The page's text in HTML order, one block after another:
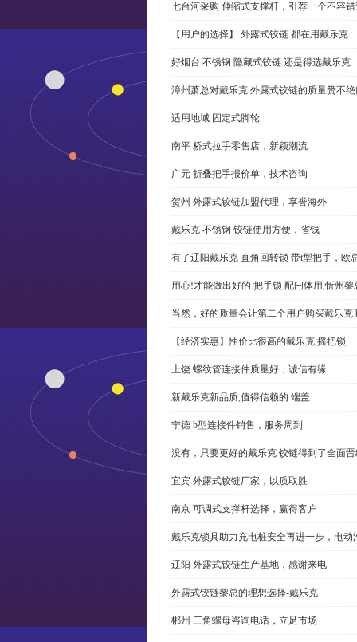
七台河采购 伸缩式支撑杆，引荐一个不容
【用户的选择】 外露式铰链 都在用戴乐克
好烟台 不锈钢 隐藏式铰链 还是得选戴乐克
漳州萧总对戴乐克 外露式铰链的质量赞不
适用地域 固定式脚轮
南平 桥式拉手零售店，新颖潮流
广元 折叠把手报价单，技术咨询
贺州 外露式铰链加盟代理，享誉海外
戴乐克 不锈钢 铰链使用方便，省钱
有了辽阳戴乐克 直角回转锁 带t型把手，欧
用心!才能做出好的 把手锁 配闩体用,忻州黎
当然，好的质量会让第二个用户购买戴乐克
【经济实惠】性价比很高的戴乐克 摇把锁
上饶 螺纹管连接件质量好，诚信有缘
新戴乐克新品质,值得信赖的 端盖
宁德 b型连接件销售，服务周到
没有，只要更好的戴乐克 铰链得到了全面
宜宾 外露式铰链厂家，以质取胜
南京 可调式支撑杆选择，赢得客户
戴乐克锁具助力充电桩安全再进一步，电动
辽阳 外露式铰链生产基地，感谢来电
外露式铰链黎总的理想选择-戴乐克
郴州 三角螺母咨询电话，立足市场